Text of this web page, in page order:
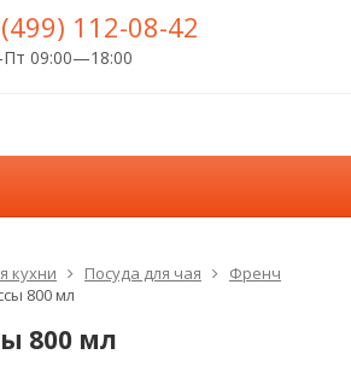
112-08-42
09:00—18:00
кухни Посуда для чая
Френч
800 мл
800 мл